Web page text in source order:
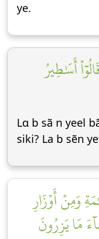
ye.
أَسَٰطِيرُ
Lɑ b sã n yeel
siki? La b sẽn
وَمِنۡ أَوۡزَارِ
مَا يَزِرُونَ